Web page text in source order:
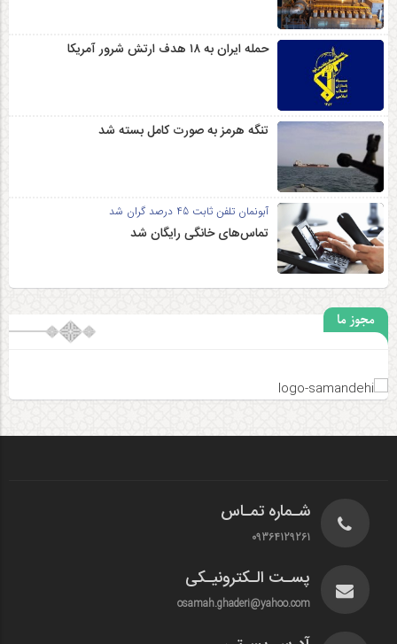
حمله ایران به ۱۸ هدف ارتش شرور آمریکا
تنگه هرمز به صورت کامل بسته شد
آبونمان تلفن ثابت 45 درصد گران شد
تماس‌های خانگی رایگان شد
مجوز ما
شـماره تمـاس
09364129261
پسـت الـکترونیـکی
osamah.ghaderi@yahoo.com